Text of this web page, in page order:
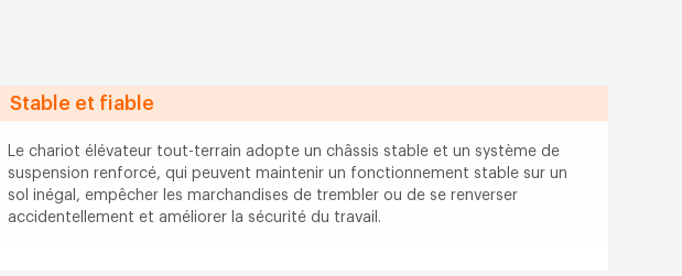
Stable et fiable
Le chariot élévateur tout-terrain adopte un châssis stable et un système de
suspension renforcé, qui peuvent maintenir un fonctionnement stable sur un
sol inégal, empêcher les marchandises de trembler ou de se renverser
accidentellement et améliorer la sécurité du travail.